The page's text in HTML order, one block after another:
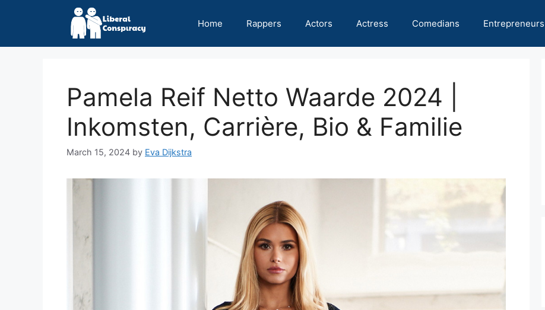
Home Rappers Actors Actress Comedians Entrepreneurs
Pamela Reif Netto Waarde 2024 |
Inkomsten, Carrière, Bio & Familie
March 15, 2024 by Eva Dijkstra